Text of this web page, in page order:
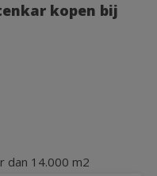
kopen bij
dan 14.000 m2